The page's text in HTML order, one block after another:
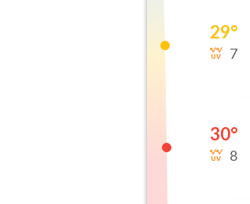
29°
7
30°
8